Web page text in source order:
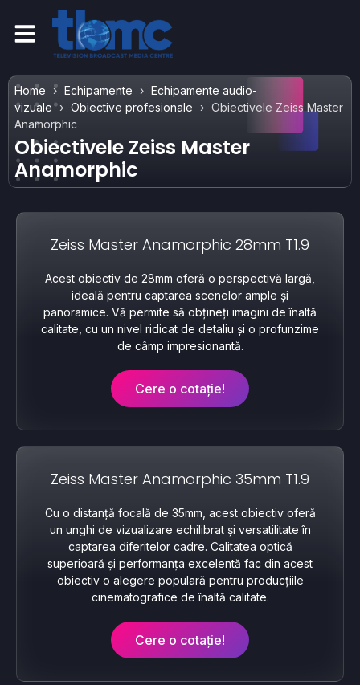
Home Echipamente
Echipamente audio-
vizuale
Obiective profesionale
Obiectivele Zeiss Master
Anamorphic
Obiectivele Zeiss Master
Anamorphic
Zeiss Master Anamorphic 28mm T1.9
Acest obiectiv de 28mm oferă o perspectivă largă,
ideală pentru captarea scenelor ample și
panoramice. Vă permite să obțineți imagini de înaltă
calitate, cu un nivel ridicat de detaliu și o profunzime
de câmp impresionantă.
Cere o cotație!
Zeiss Master Anamorphic 35mm T1.9
Cu o distanță focală de 35mm, acest obiectiv oferă
un unghi de vizualizare echilibrat și versatilitate în
captarea diferitelor cadre. Calitatea optică
superioară și performanța excelentă fac din acest
obiectiv o alegere populară pentru producțiile
cinematografice de înaltă calitate.
Cere o cotație!